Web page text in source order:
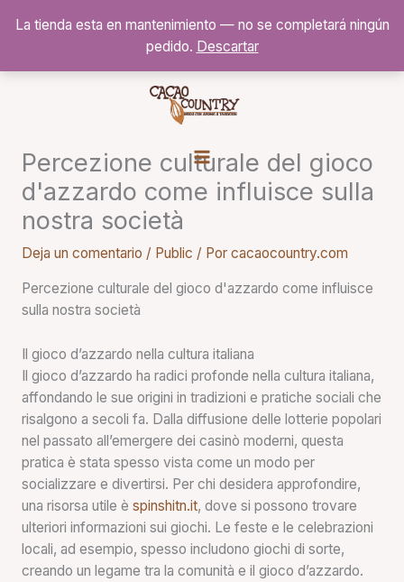
La tienda esta en mantenimiento — no se completará ningún
pedido. Descartar
Percezione culturale del gioco
d'azzardo come influisce sulla
nostra società
Deja un comentario / Public / Por cacaocountry.com
Percezione culturale del gioco d'azzardo come influisce
sulla nostra società
Il gioco d’azzardo nella cultura italiana
Il gioco d’azzardo ha radici profonde nella cultura italiana,
affondando le sue origini in tradizioni e pratiche sociali che
risalgono a secoli fa. Dalla diffusione delle lotterie popolari
nel passato all’emergere dei casinò moderni, questa
pratica è stata spesso vista come un modo per
socializzare e divertirsi. Per chi desidera approfondire,
una risorsa utile è spinshitn.it, dove si possono trovare
ulteriori informazioni sui giochi. Le feste e le celebrazioni
locali, ad esempio, spesso includono giochi di sorte,
creando un legame tra la comunità e il gioco d’azzardo.